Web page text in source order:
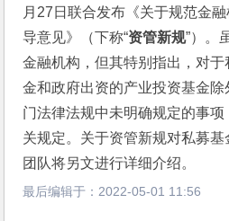
月27日联合发布《关于规范金
导意见》（下称“资管新规”）。
金融机构，但其特别指出，对
金和政府出资的产业投资基金
门法律法规中未明确规定的事
关规定。关于资管新规对私募
团队将另文进行详细介绍。
最后编辑于： 2022-05-01 11:56